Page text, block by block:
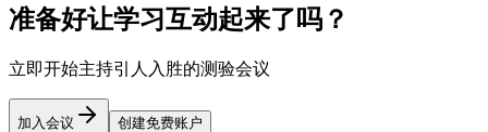
准备好让学习互动起来了吗？
立即开始主持引人入胜的测验会议
加入会议 创建免费账户